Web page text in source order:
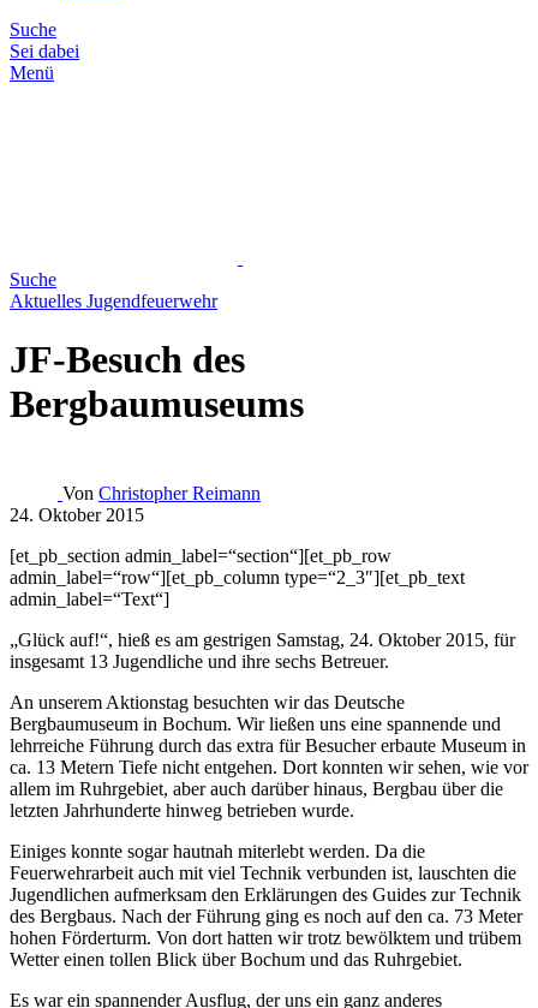
Suche
Sei dabei
Menü
Suche
Aktuelles Jugendfeuerwehr
JF-Besuch des
Bergbaumuseums
Von Christopher Reimann
24. Oktober 2015
[et_pb_section admin_label=“section“][et_pb_row
admin_label=“row“][et_pb_column type=“2_3″][et_pb_text
admin_label=“Text“]
„Glück auf!“, hieß es am gestrigen Samstag, 24. Oktober 2015, für
insgesamt 13 Jugendliche und ihre sechs Betreuer.
An unserem Aktionstag besuchten wir das Deutsche
Bergbaumuseum in Bochum. Wir ließen uns eine spannende und
lehrreiche Führung durch das extra für Besucher erbaute Museum in
ca. 13 Metern Tiefe nicht entgehen. Dort konnten wir sehen, wie vor
allem im Ruhrgebiet, aber auch darüber hinaus, Bergbau über die
letzten Jahrhunderte hinweg betrieben wurde.
Einiges konnte sogar hautnah miterlebt werden. Da die
Feuerwehrarbeit auch mit viel Technik verbunden ist, lauschten die
Jugendlichen aufmerksam den Erklärungen des Guides zur Technik
des Bergbaus. Nach der Führung ging es noch auf den ca. 73 Meter
hohen Förderturm. Von dort hatten wir trotz bewölktem und trübem
Wetter einen tollen Blick über Bochum und das Ruhrgebiet.
Es war ein spannender Ausflug, der uns ein ganz anderes